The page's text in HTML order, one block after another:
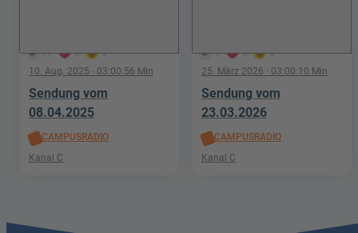
17 0 0
10. Aug. 2025 · 03:00:56 Min
Sendung vom
08.04.2025
CAMPUSRADIO
Kanal C
9 0 0
25. März 2026 · 03:00:10 Min
Sendung vom
23.03.2026
CAMPUSRADIO
Kanal C